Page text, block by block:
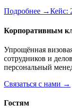
Подробнее →Кейс:
Корпоративным
Упрощённая
сотрудников и
персональный
Связаться с нами →
Гостям